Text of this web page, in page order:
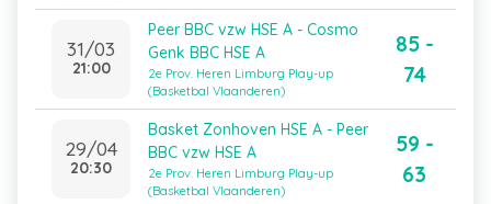
31/03
21:00
Peer BBC vzw HSE A - Cosmo
Genk BBC HSE A
2e Prov. Heren Limburg Play-up
(Basketbal Vlaanderen)
85 -
74
29/04
20:30
Basket Zonhoven HSE A - Peer
BBC vzw HSE A
2e Prov. Heren Limburg Play-up
(Basketbal Vlaanderen)
59 -
63